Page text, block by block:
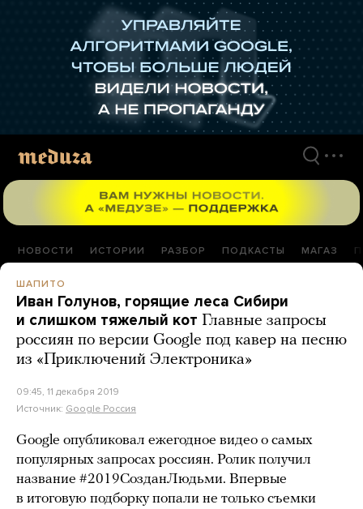
НОВОСТИ ИСТОРИИ РАЗБОР ПОДКАСТЫ МАГАЗ
ШАПИТО
Иван Голунов, горящие леса Сибири
и слишком тяжелый кот Главные запросы
россиян по версии Google под кавер на песню
из «Приключений Электроника»
09:45, 11 декабря 2019
Источник: Google Россия
Google опубликовал ежегодное видео о самых
популярных запросах россиян. Ролик получил
название #2019СозданЛюдьми. Впервые
в итоговую подборку попали не только съемки